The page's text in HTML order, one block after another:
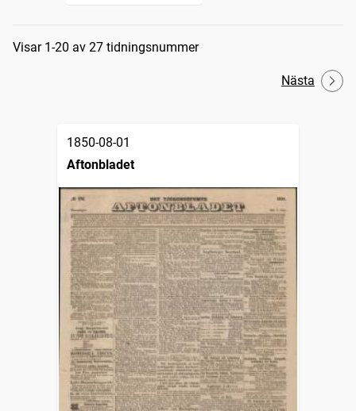
Sökresultat
Visar 1-20 av 27 tidningsnummer
Nästa
1850-08-01
Aftonbladet